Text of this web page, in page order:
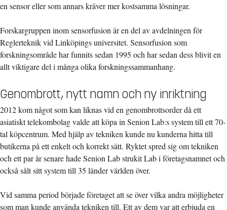
en sensor eller som annars kräver mer kostsamma lösningar.
Forskargruppen inom sensorfusion är en del av avdelningen för
Reglerteknik vid Linköpings universitet. Sensorfusion som
forskningsområde har funnits sedan 1995 och har sedan dess blivit en
allt viktigare del i många olika forskningssammanhang.
Genombrott, nytt namn och ny inriktning
2012 kom något som kan liknas vid en genombrottsorder då ett
asiatiskt telekombolag valde att köpa in Senion Lab:s system till ett 70-
tal köpcentrum. Med hjälp av tekniken kunde nu kunderna hitta till
butikerna på ett enkelt och korrekt sätt. Ryktet spred sig om tekniken
och ett par år senare hade Senion Lab strukit Lab i företagsnamnet och
också sålt sitt system till 35 länder världen över.
Vid samma period började företaget att se över vilka andra möjligheter
som man kunde använda tekniken till. Ett av dem var att erbjuda en